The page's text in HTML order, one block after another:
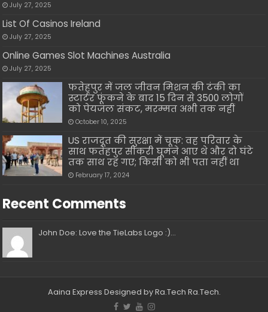
July 27, 2025
List Of Casinos Ireland
July 27, 2025
Online Games Slot Machines Australia
July 27, 2025
फतेहपुर में जल जीवन मिशन की टंकी का
स्टार्टर फूंकने के बाद 15 दिन से 3500 लोगों
को पेयजल संकट, मरम्मत अभी तक नहीं
October 10, 2025
US राजदूत की सुरक्षा में चूक: वह परिवार के
साथ फतेहपुर सीकरी घूमने आए थे और दो घंटे
तक साथ रह गए; किसी को भी पता नहीं था
February 17, 2024
Recent Comments
John Doe: Love the TieLabs Logo :)...
Aaina Express Designed by Ra.Tech Ra.Tech.